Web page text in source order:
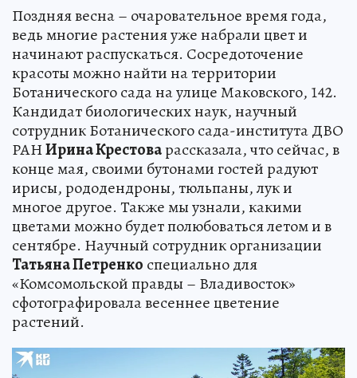
Поздняя весна – очаровательное время года,
ведь многие растения уже набрали цвет и
начинают распускаться. Сосредоточение
красоты можно найти на территории
Ботанического сада на улице Маковского, 142.
Кандидат биологических наук, научный
сотрудник Ботанического сада-института ДВО
РАНИрина Крестоварассказала, что сейчас, в
конце мая, своими бутонами гостей радуют
ирисы, рододендроны, тюльпаны, лук и
многое другое. Также мы узнали, какими
цветами можно будет полюбоваться летом и в
сентябре. Научный сотрудник организации
Татьяна Петренко специально для
«Комсомольской правды – Владивосток»
сфотографировала весеннее цветение
растений.